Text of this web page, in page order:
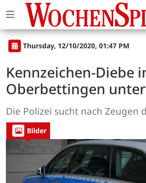
Thursday, 12/10/2020, 01:47 PM
Kennzeichen-Diebe
Oberbettingen
Die Polizei sucht nach Zeugen
Bilder